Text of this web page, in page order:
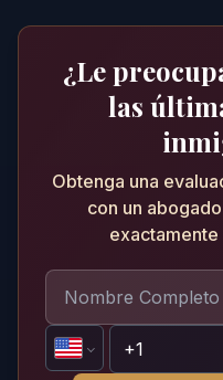
¿Le
las
Obtenga una
con un